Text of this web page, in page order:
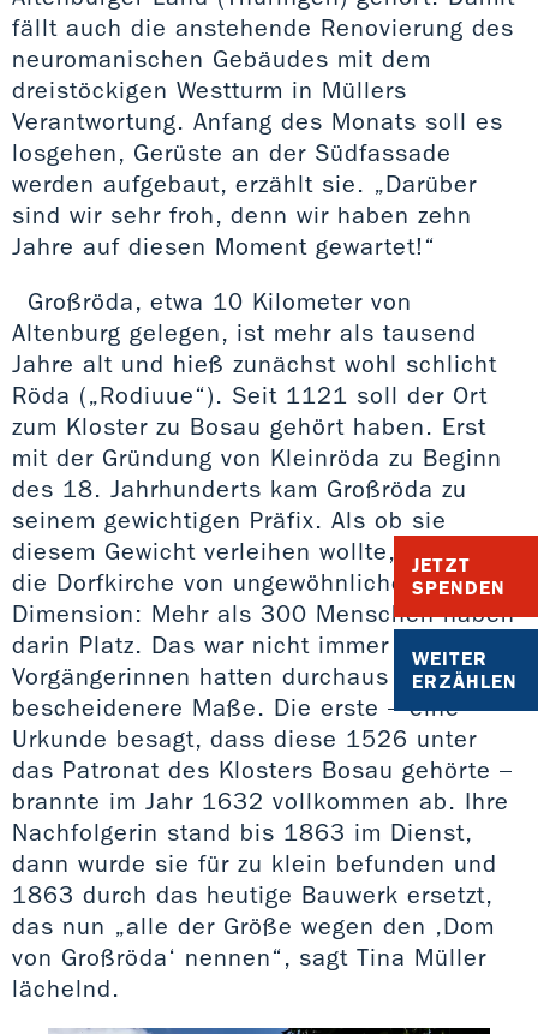
JETZT
SPENDEN
WEITER
ERZÄHLEN
fällt auch die anstehende Renovierung des
neuromanischen Gebäudes mit dem
dreistöckigen Westturm in Müllers
Verantwortung. Anfang des Monats soll es
losgehen, Gerüste an der Südfassade
werden aufgebaut, erzählt sie. „Darüber
sind wir sehr froh, denn wir haben zehn
Jahre auf diesen Moment gewartet!“
Großröda, etwa 10 Kilometer von
Altenburg gelegen, ist mehr als tausend
Jahre alt und hieß zunächst wohl schlicht
Röda („Rodiuue“). Seit 1121 soll der Ort
zum Kloster zu Bosau gehört haben. Erst
mit der Gründung von Kleinröda zu Beginn
des 18. Jahrhunderts kam Großröda zu
seinem gewichtigen Präfix. Als ob sie
diesem Gewicht verleihen wollte, ist auch
die Dorfkirche von ungewöhnlicher
Dimension: Mehr als 300 Menschen haben
darin Platz. Das war nicht immer so: Ihre
Vorgängerinnen hatten durchaus
bescheidenere Maße. Die erste – eine
Urkunde besagt, dass diese 1526 unter
das Patronat des Klosters Bosau gehörte –
brannte im Jahr 1632 vollkommen ab. Ihre
Nachfolgerin stand bis 1863 im Dienst,
dann wurde sie für zu klein befunden und
1863 durch das heutige Bauwerk ersetzt,
das nun „alle der Größe wegen den ‚Dom
von Großröda‘ nennen“, sagt Tina Müller
lächelnd.